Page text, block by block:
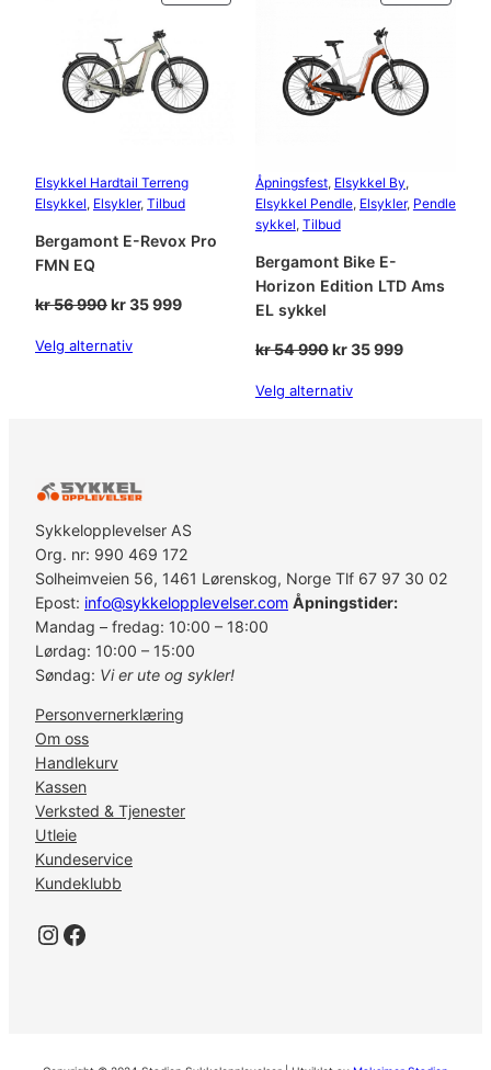
PÅ
Elsykkel Hardtail Terreng
Elsykkel, Elsykler, Tilbud
Bergamont E-Revox Pro
FMN EQ
kr56 990Opprinnelig
var:
kr35 999Nåværende
Velg alternativ
PÅ
Åpningsfest, Elsykkel By
Elsykkel Pendle, Elsykler, Pendle
sykkel, Tilbud
Bergamont Bike E-
Horizon Edition LTD Ams
EL sykkel
kr54 990Opprinnelig
var:
kr35 999Nåværende
Velg alternativ
Sykkelopplevelser AS
Org. nr: 990 469 172
Solheimveien 56, 1461 Lørenskog, Norge Tlf 67 97 30 02
Epost: info@sykkelopplevelser.com Åpningstider:
Mandag – fredag: 10:00 – 18:00
Lørdag: 10:00 – 15:00
Søndag: Vi er ute og sykler!
Personvernerklæring
Om oss
Handlekurv
Kassen
Verksted & Tjenester
Utleie
Kundeservice
Kundeklubb
Instagram Facebook